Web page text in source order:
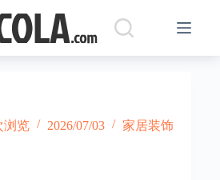
浏览 2026/07/03 家居装饰